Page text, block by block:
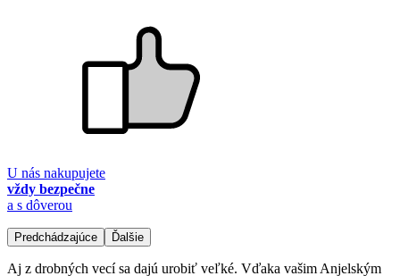
U nás nakupujete
vždy bezpečne
a s dôverou
Predchádzajúce Ďalšie
Aj z drobných vecí sa dajú urobiť veľké. Vďaka vašim Anjelským